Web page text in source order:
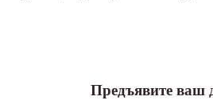
Предъявите ваш